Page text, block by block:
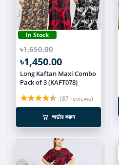
In Stock
৳1,650.00
৳1,450.00
Long Kaftan Maxi Combo
Pack of 3 (KAFT078)
(87 reviews)
অর্ডার করুন